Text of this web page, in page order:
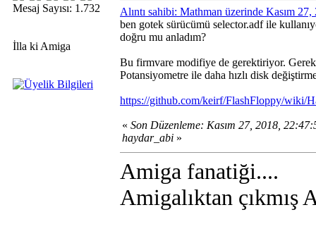
Mesaj Sayısı: 1.732
İlla ki Amiga
Alıntı sahibi: Mathman üzerinde Kasım
ben gotek sürücümü selector.adf ile
doğru mu anladım?
Bu firmvare modifiye de gerektiriyor.
Potansiyometre ile daha hızlı disk
https://github.com/keirf/FlashFloppy/wiki/
« Son Düzenleme: Kasım 27, 2018,
haydar_abi »
Amiga fanatiği....
Amigalıktan çıkmış